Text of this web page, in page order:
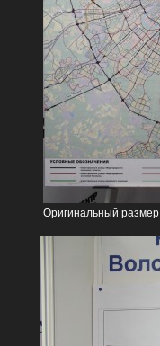
Оригинальный размер